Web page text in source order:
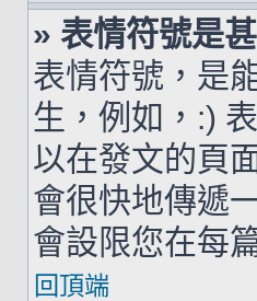
» 表情符號是
表情符號，是
生，例如，:)
以在發文的頁
會很快地傳遞
會設限您在每
回頂端